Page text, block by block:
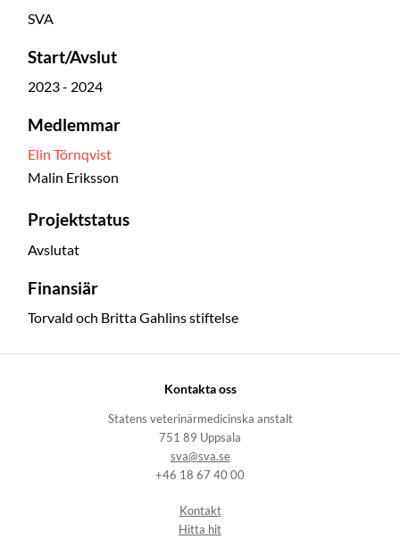
SVA
Start/Avslut
2023 - 2024
Medlemmar
Elin Törnqvist
Malin Eriksson
Projektstatus
Avslutat
Finansiär
Torvald och Britta Gahlins stiftelse
Kontakta oss
Statens veterinärmedicinska anstalt
751 89 Uppsala
sva@sva.se
+46 18 67 40 00
Kontakt
Hitta hit